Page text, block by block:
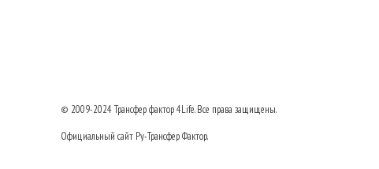
© 2009-2024Трансфер фактор4Life. Все права защищены.
Официальный сайт Ру-Трансфер Фактор.